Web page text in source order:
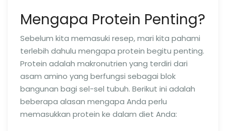
Mengapa Protein Penting?
Sebelum kita memasuki resep, mari kita pahami
terlebih dahulu mengapa protein begitu penting.
Protein adalah makronutrien yang terdiri dari
asam amino yang berfungsi sebagai blok
bangunan bagi sel-sel tubuh. Berikut ini adalah
beberapa alasan mengapa Anda perlu
memasukkan protein ke dalam diet Anda: